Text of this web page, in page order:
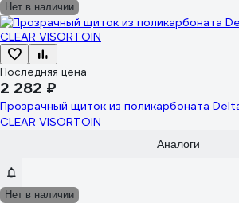
Нет в наличии
Последняя цена
2 282 ₽
Прозрачный щиток из поликарбоната
CLEAR VISORTOIN
Аналоги
Нет в наличии